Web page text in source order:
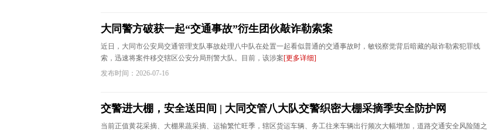
大同警方破获一起“交通事故”衍生团伙敲诈勒索案
近日，大同市公安局交通管理支队事故处理八中队在处置一起看似普通的交通事故时，敏锐察觉背后暗藏的敲诈勒索犯罪线
索，迅速将案件移交辖区公安分局刑警大队。目前，该涉案[更多详细]
发布时间：2026-07-16
交警进大棚，安全送田间 | 大同交管八大队交警织密大棚采摘季安全防护网
当前正值黄花采摘、大棚果蔬采摘、运输繁忙旺季，辖区货运车辆、务工往来车辆出行频次大幅增加，道路交通安全风险随之